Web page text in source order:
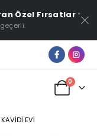
Özel Fırsatlar *
0
KAVIDI EVI